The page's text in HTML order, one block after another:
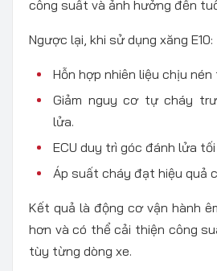
công suất và ảnh hưởng đến
Ngược lại, khi sử dụng xăng E10:
Hỗn hợp nhiên liệu chịu
Giảm nguy cơ tự cháy
lửa.
ECU duy trì góc đánh lửa tối
Áp suất cháy đạt hiệu quả
Kết quả là động cơ vận hành
hơn và có thể cải thiện công
tùy từng dòng xe.